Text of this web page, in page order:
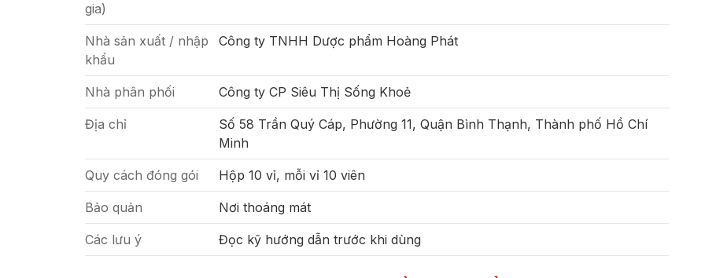
gia)
Nhà sản xuất / nhập
khẩu
Công ty TNHH Dược phẩm Hoàng Phát
Nhà phân phối Công ty CP Siêu Thị Sống Khoẻ
Địa chỉ
Số 58 Trần Quý Cáp, Phường 11, Quận Bình Thạnh, Thành phố Hồ Chí
Minh
Quy cách đóng gói Hộp 10 vỉ, mỗi vỉ 10 viên
Bảo quản Nơi thoáng mát
Các lưu ý Đọc kỹ hướng dẫn trước khi dùng